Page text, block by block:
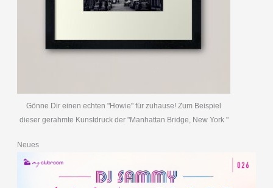
Gönne Dir einen echten "Howie" für zuhause! Zum Beispiel
dieser gerahmte Kunstdruck der "Manhattan Bridge, New York "
Neues